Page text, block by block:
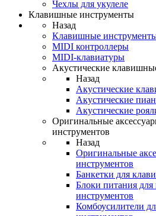
Чехлы для укулеле
Клавишные инструменты
Назад
Клавишные
MIDI контроллеры
MIDI-клавиатуры
Акустические
Назад
Акустические
Акустические
Акустические
Оригинальные
инструментов
Назад
Оригинальные
инструментов
Банкетки для
Блоки питания
инструментов
Комбоусилители